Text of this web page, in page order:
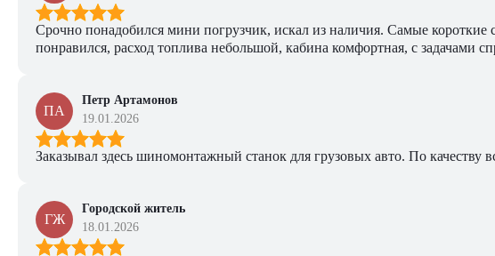
Срочно понадобился мини погрузчик, искал из наличия. Самые
понравился, расход топлива небольшой, кабина комфортная, с задачами
ПА
Петр Артамонов
19.01.2026
Заказывал здесь шиномонтажный станок для грузовых авто. По качеству
ГЖ
Городской житель
18.01.2026